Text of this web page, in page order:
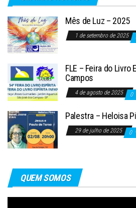
Mês de Luz – 2025
1 de setembro de 2025
FLE – Feira do
Campos
4 de agosto de 2025 0
Palestra – Heloisa
29 de julho de 2025 0
QUEM SOMOS